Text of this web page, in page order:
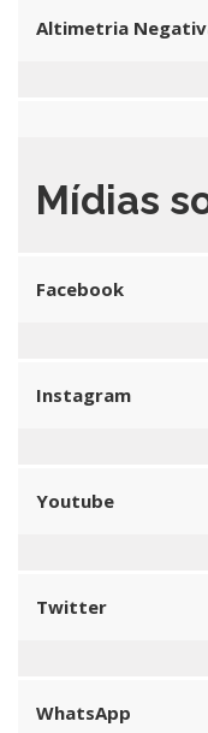
Altimetria
Mídias
Facebook
Instagram
Youtube
Twitter
WhatsApp